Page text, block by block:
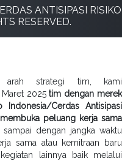
ANTISIPASI RISIKO
RESERVED.
arah strategi tim, kami
Maret 2025tim dengan merek
Indonesia/Cerdas Antisipasi
peluang kerja sama
sampai dengan jangka waktu
sama atau kemitraan baru
lainnya baik melalui